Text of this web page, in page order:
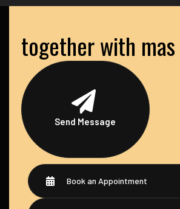
together with
Send Message
Book an Appointment